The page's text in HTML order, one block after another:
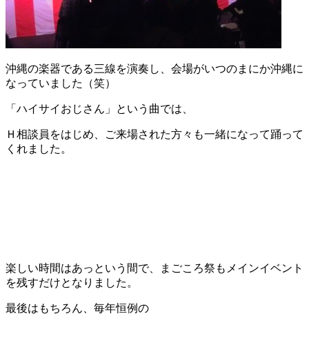
沖縄の楽器である三線を演奏し、会場がいつのまにか沖縄に
なっていました（笑）
「ハイサイおじさん」という曲では、
Ｈ相談員をはじめ、ご来場された方々も一緒になって踊って
くれました。
楽しい時間はあっという間で、まごころ祭もメインイベント
を残すだけとなりました。
最後はもちろん、毎年恒例の